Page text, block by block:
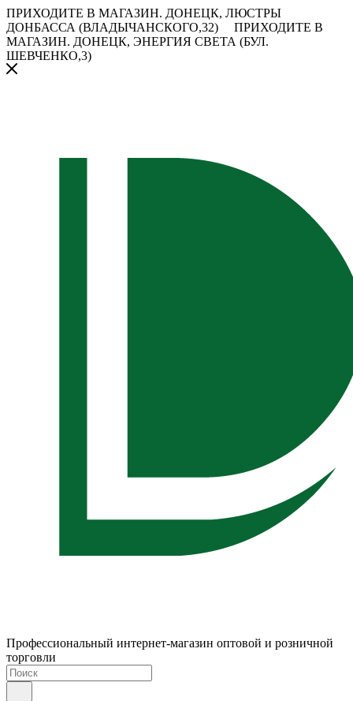
ПРИХОДИТЕ В МАГАЗИН. ДОНЕЦК, ЛЮСТРЫ
ДОНБАССА (ВЛАДЫЧАНСКОГО,32)
ПРИХОДИТЕ В
МАГАЗИН. ДОНЕЦК, ЭНЕРГИЯ СВЕТА (БУЛ.
ШЕВЧЕНКО,3)
Профессиональный интернет-магазин оптовой и розничной
торговли